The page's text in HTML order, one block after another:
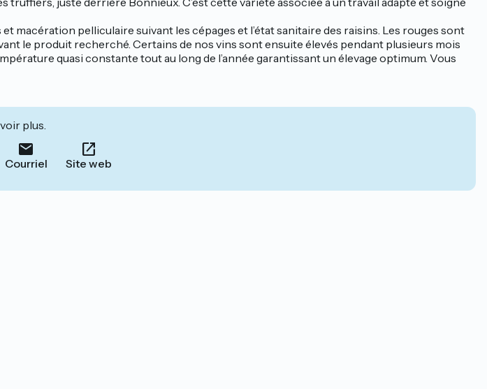
macération pelliculaire suivant les cépages et l’état sanitaire des raisins. Les rouges sont
le produit recherché. Certains de nos vins sont ensuite élevés pendant plusieurs mois
quasi constante tout au long de l’année garantissant un élevage optimum. Vous
plus.
Courriel Site web